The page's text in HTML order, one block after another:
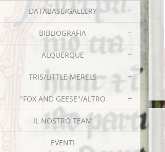
DATABASE/GALLERY
BIBLIOGRAFIA
ALQUERQUE
TRIS/LITTLE MERELS
"FOX AND GEESE"/ALTRO
IL NOSTRO TEAM
EVENTI